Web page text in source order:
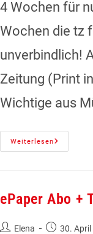
4 Wochen für
Wochen die tz
unverbindlich!
Zeitung (Print
Wichtige aus
Weiterlesen
ePaper Abo +
Elena
30.